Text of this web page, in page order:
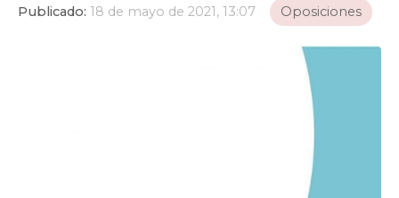
Publicado: 18 de mayo de 2021, 13:07 Oposiciones